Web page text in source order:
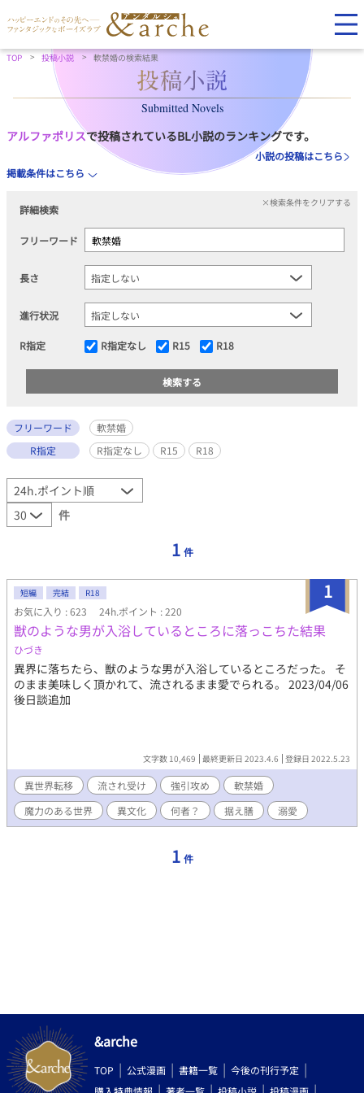
TOP 投稿小説 軟禁婚の検索結果
Submitted Novels
アルファポリスで投稿されているBL小説のランキングです。
小説の投稿はこちら
掲載条件はこちら
詳細検索
×検索条件をクリアする
フリーワード
長さ
進行状況
R指定 R指定なし R15 R18
フリーワード
軟禁婚
R指定
R指定なし R15 R18
件
1 件
1
短編 完結 R18
お気に入り : 623 24h.ポイント : 220
獣のような男が入浴しているところに落っこちた結果
ひづき
異界に落ちたら、獣のような男が入浴しているところだった。 そ
のまま美味しく頂かれて、流されるまま愛でられる。 2023/04/06
後日談追加
文字数 10,469 最終更新日 2023.4.6 登録日 2022.5.23
異世界転移 流され受け 強引攻め
軟禁婚
魔力のある世界
異文化 何者？ 据え膳 溺愛
1 件
&arche
TOP 公式漫画 書籍一覧
今後の刊行予定